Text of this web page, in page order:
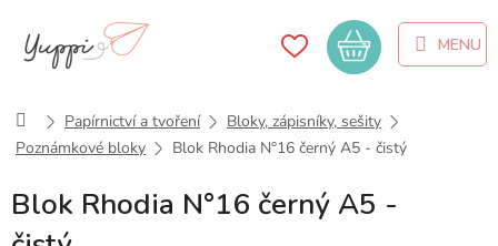
obsah
Nákupní
košík
DomůPapírnictví a tvoření
Bloky, zápisníky, sešity
Poznámkové bloky
Blok Rhodia N°16 černý A5 - čistý
Blok Rhodia N°16 černý A5 -